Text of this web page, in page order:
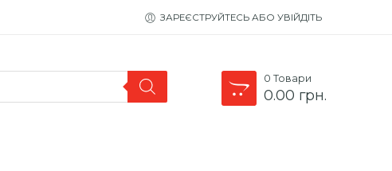
ЗАРЕЄСТРУЙТЕСЬ АБО УВІЙДІТЬ
0 Товари
0.00 грн.